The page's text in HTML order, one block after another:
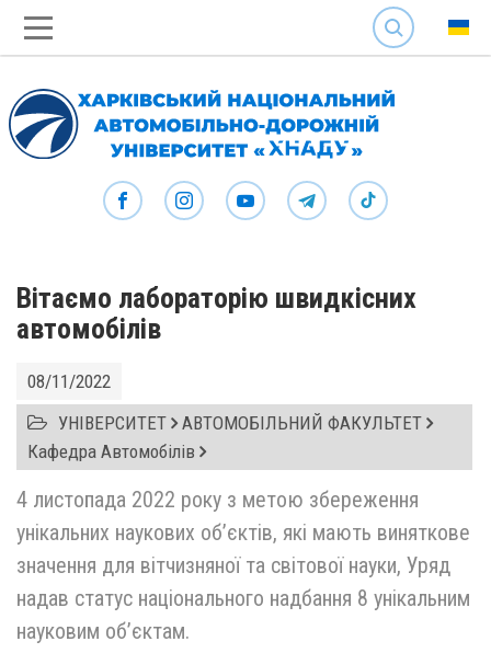
SEARCH
Вітаємо лабораторію швидкісних
автомобілів
08/11/2022
УНІВЕРСИТЕТ АВТОМОБІЛЬНИЙ ФАКУЛЬТЕТ
Кафедра Автомобілів
4 листопада 2022 року з метою збереження
унікальних наукових об’єктів, які мають виняткове
значення для вітчизняної та світової науки, Уряд
надав статус національного надбання 8 унікальним
науковим об’єктам.